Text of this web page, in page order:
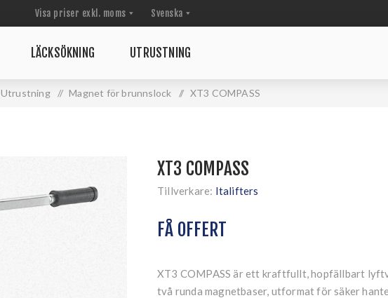
LÄCKSÖKNING UTRUSTNING
Utrustning / Magnet för brunnslock / XT3 COMPASS
XT3 COMPASS
Tillverkare: Italifters
FÅ OFFERT
XT3 COMPASS är ett kraftfullt, hopfällbart
två runda magnetbaser, utformat för säker